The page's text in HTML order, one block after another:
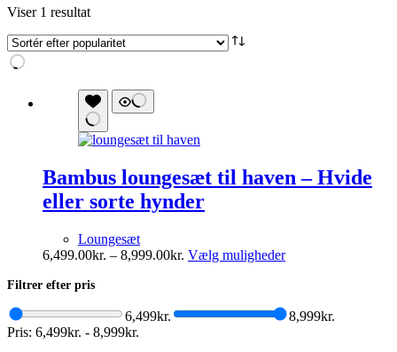
Viser 1 resultat
Bambus loungesæt til haven – Hvide
eller sorte hynder
Loungesæt
6,499.00kr. – 8,999.00kr. Prisinterval:
Vælg mulighederDette
varianter.
Filtrer efter pris
6,499kr.
8,999kr.
Pris: 6,499kr. - 8,999kr.